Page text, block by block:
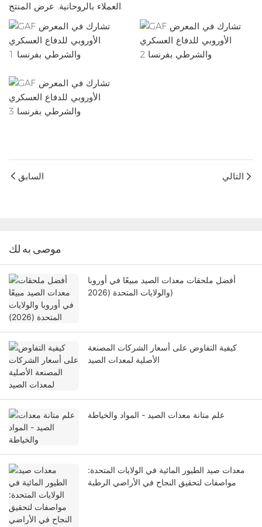
العملاء بالروحانية. عرض المنتج.
السابق التالي
موصى به لك
أفضل ملحقات معدات الصيد مبيعًا في أوروبا
والولايات المتحدة (2026)
كيفية التفاوض على أسعار الشركات المصنعة
الأصلية لمعدات الصيد
علم متانة معدات الصيد - المواد والخياطة
معدات صيد الطيور المائية في الولايات المتحدة:
مواصفات لتحقيق النجاح في الأراضي الرطبة